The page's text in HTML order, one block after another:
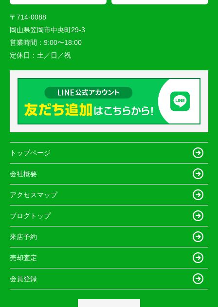
〒714-0088
岡山県笠岡市中央町29-3
営業時間： 9:00〜18:00
定休日： 土／日／祝
トップページ
会社概要
アクセスマップ
ブログトップ
来店予約
売却査定
会員登録